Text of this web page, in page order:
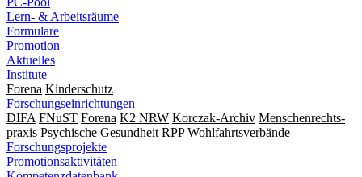
Lern- & Arbeitsräume
Formulare
Promotion
Aktuelles
Institute
Forena Kinderschutz
Forschungseinrichtungen
DIFA FNuST Forena K2 NRW Korczak-Archiv Men­schen­rechts­
praxis Psy­chische Gesund­heit RPP Wohlfahrts­verbände
Forschungsprojekte
Promotionsaktivitäten